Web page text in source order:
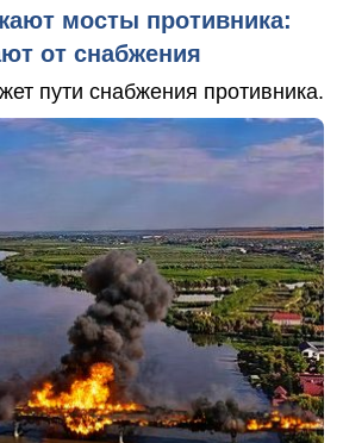
мосты противника:
от снабжения
пути снабжения противника.